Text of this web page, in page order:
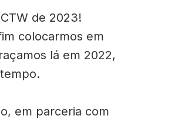
de 2023!
colocarmos em
lá em 2022,
em parceria com